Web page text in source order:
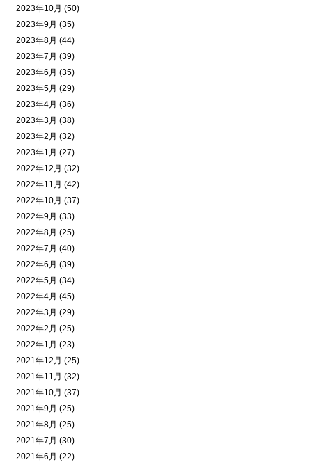
2023年10月 (50)
2023年9月 (35)
2023年8月 (44)
2023年7月 (39)
2023年6月 (35)
2023年5月 (29)
2023年4月 (36)
2023年3月 (38)
2023年2月 (32)
2023年1月 (27)
2022年12月 (32)
2022年11月 (42)
2022年10月 (37)
2022年9月 (33)
2022年8月 (25)
2022年7月 (40)
2022年6月 (39)
2022年5月 (34)
2022年4月 (45)
2022年3月 (29)
2022年2月 (25)
2022年1月 (23)
2021年12月 (25)
2021年11月 (32)
2021年10月 (37)
2021年9月 (25)
2021年8月 (25)
2021年7月 (30)
2021年6月 (22)